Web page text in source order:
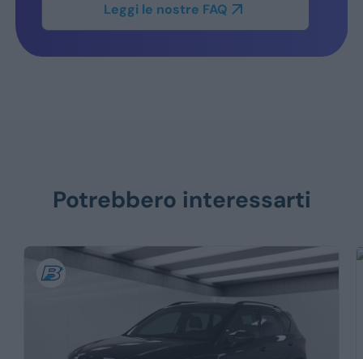
Leggi le nostre FAQ
Potrebbero interessarti